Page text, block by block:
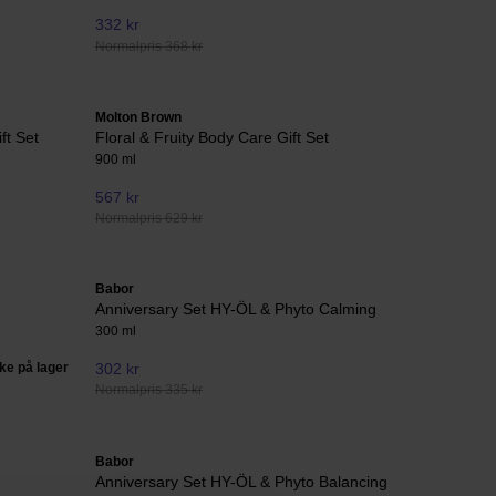
332 kr
Normalpris 368 kr
Set
Molton Brown
Floral & Fruity Body Care Gift Set
900 ml
567 kr
Normalpris 629 kr
på lager
Babor
Anniversary Set HY-ÖL & Phyto Calming
300 ml
302 kr
Normalpris 335 kr
Babor
Anniversary Set HY-ÖL & Phyto Balancing